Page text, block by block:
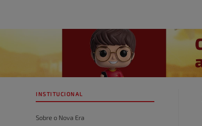
INSTITUCIONAL
Sobre o Nova Era